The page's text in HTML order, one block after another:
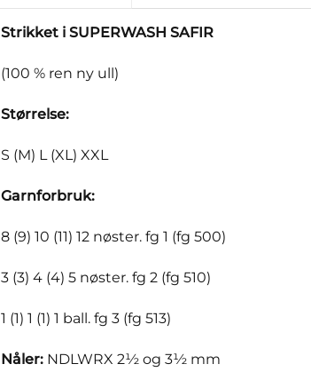
Strikket i SUPERWASH SAFIR
(100 % ren ny ull)
Størrelse:
S (M) L (XL) XXL
Garnforbruk:
8 (9) 10 (11) 12 nøster. fg 1 (fg 500)
3 (3) 4 (4) 5 nøster. fg 2 (fg 510)
1 (1) 1 (1) 1 ball. fg 3 (fg 513)
Nåler: NDLWRX 2½ og 3½ mm